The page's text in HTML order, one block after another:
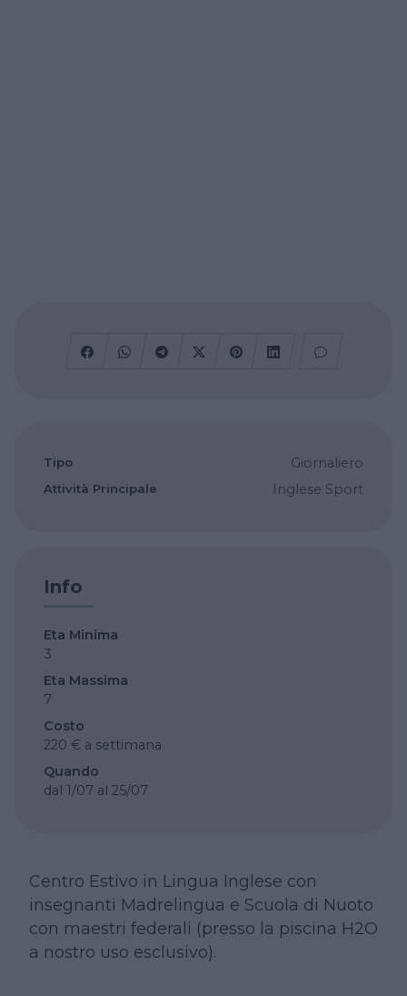
Tipo Giornaliero
Attività Principale Inglese Sport
Info
Eta Minima
3
Eta Massima
7
Costo
220 € a settimana
Quando
dal 1/07 al 25/07
Centro Estivo in Lingua Inglese con
insegnanti Madrelingua e Scuola di Nuoto
con maestri federali (presso la piscina H2O
a nostro uso esclusivo).